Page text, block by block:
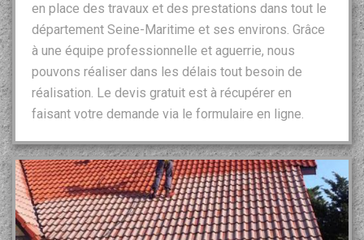
en place des travaux et des prestations dans tout le
département Seine-Maritime et ses environs. Grâce
à une équipe professionnelle et aguerrie, nous
pouvons réaliser dans les délais tout besoin de
réalisation. Le devis gratuit est à récupérer en
faisant votre demande via le formulaire en ligne.